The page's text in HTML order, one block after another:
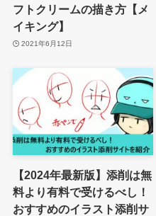
フトクリームの描き方【メ
イキング】
2021年6月12日
【2024年最新版】添削は無
料より有料で受けるべし！
おすすめのイラスト添削サ